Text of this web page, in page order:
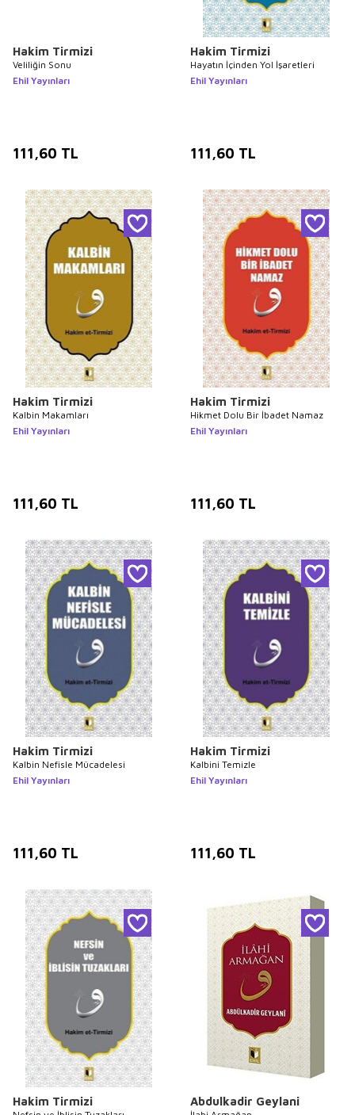
Hakim Tirmizi
Veliliğin Sonu
Ehil Yayınları
111,60 TL
Hakim Tirmizi
Hayatın İçinden Yol İşaretleri
Ehil Yayınları
111,60 TL
Hakim Tirmizi
Kalbin Makamları
Ehil Yayınları
111,60 TL
Hakim Tirmizi
Hikmet Dolu Bir İbadet Namaz
Ehil Yayınları
111,60 TL
Hakim Tirmizi
Kalbin Nefisle Mücadelesi
Ehil Yayınları
111,60 TL
Hakim Tirmizi
Kalbini Temizle
Ehil Yayınları
111,60 TL
Hakim Tirmizi Abdulkadir Geylani